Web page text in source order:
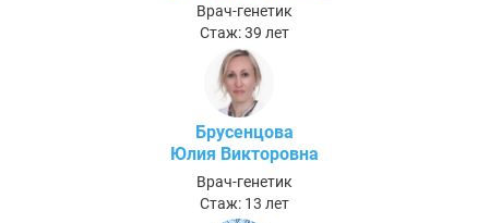
Врач-генетик
Стаж: 39 лет
Брусенцова
Юлия Викторовна
Врач-генетик
Стаж: 13 лет